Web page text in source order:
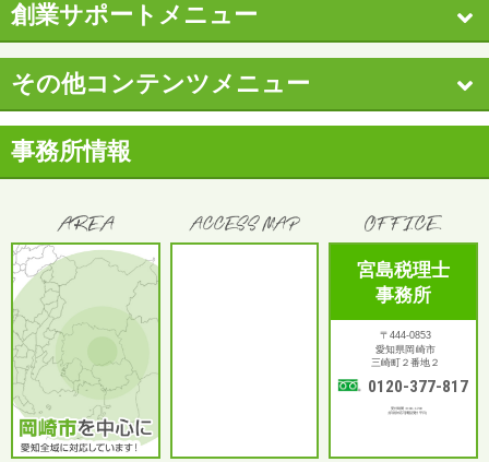
創業サポートメニュー
その他コンテンツメニュー
事務所情報
宮島税理士
事務所
〒444-0853
愛知県岡崎市
三崎町２番地２
0120-377-817
受付時間：9:00～17:00
土日祝対応可(電話受付 平日)